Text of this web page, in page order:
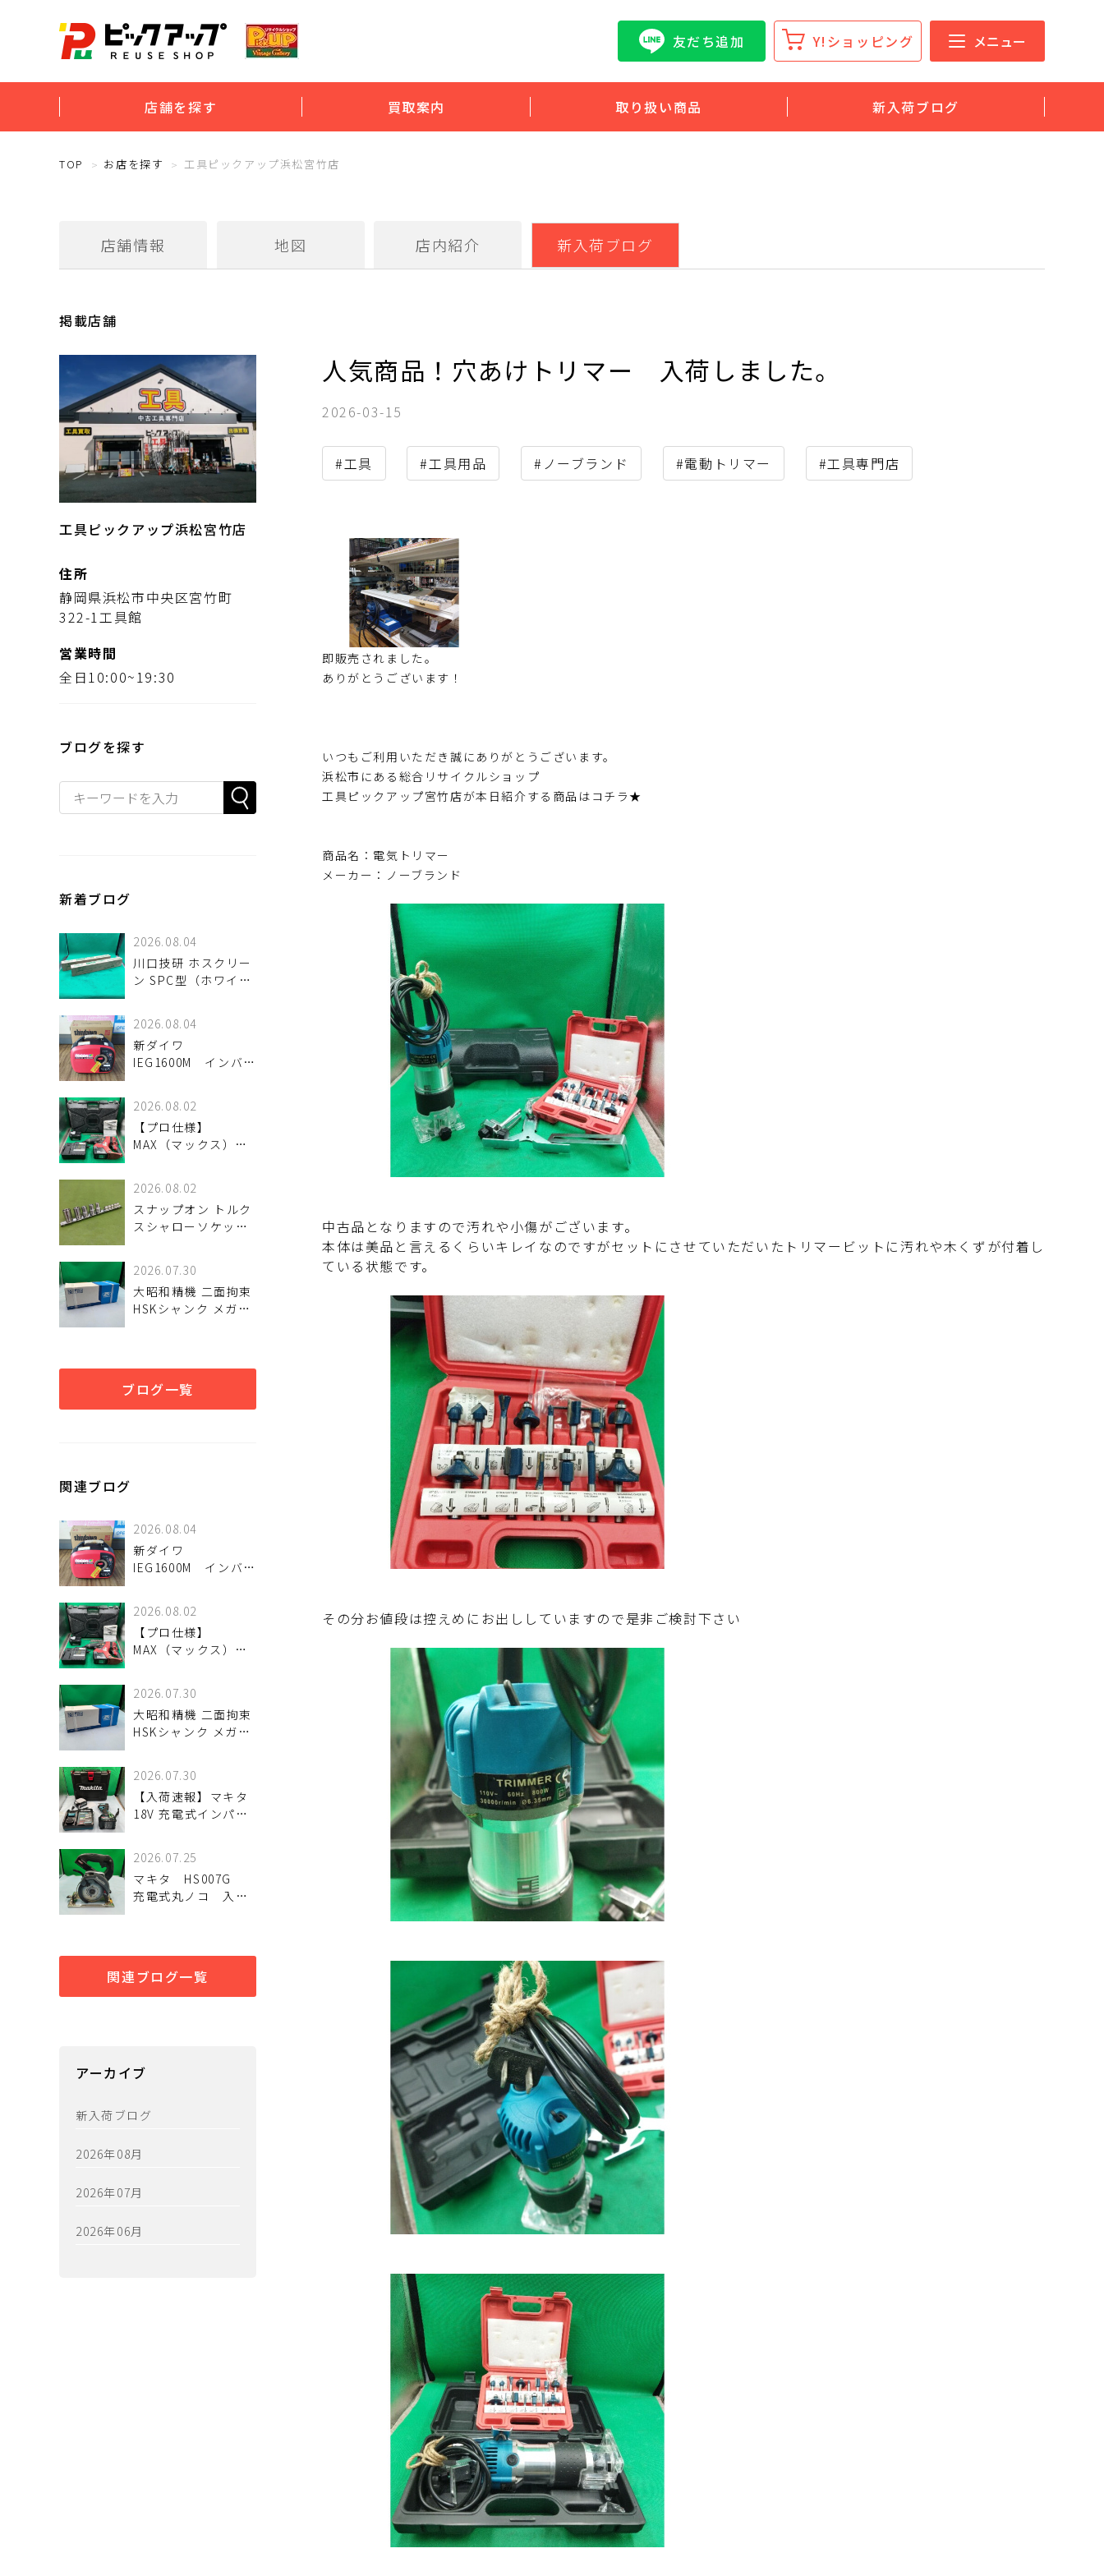
友だち追加 Y!ショッピング メニュー
店舗を探す 買取案内 取り扱い商品 新入荷ブログ
TOP お店を探す 工具ピックアップ浜松宮竹店
店舗情報 地図 店内紹介 新入荷ブログ
掲載店舗
工具ピックアップ浜松宮竹店
住所
静岡県浜松市中央区宮竹町
322-1工具館
営業時間
全日10:00~19:30
ブログを探す
新着ブログ
2026.08.04
川口技研 ホスクリー
ン SPC型（ホワイ
2026.08.04
新ダイワ
IEG1600M インバー
2026.08.02
【プロ仕様】
MAX（マックス）
R266」が入荷。優れ
た穿孔スピードとタ
フなスタミナを検証
解説
2026.08.02
スナップオン トルク
スシャローソケット5
2026.07.30
大昭和精機 二面拘束
HSKシャンク メガニ
ブログ一覧
関連ブログ
2026.08.04
新ダイワ
IEG1600M インバー
2026.08.02
【プロ仕様】
MAX（マックス）
R266」が入荷。優れ
た穿孔スピードとタ
フなスタミナを検証
解説
2026.07.30
大昭和精機 二面拘束
HSKシャンク メガニ
120 が
2026.07.30
【入荷速報】マキタ
18V 充電式インパク
品
2026.07.25
マキタ HS007G
充電式丸ノコ 入荷
関連ブログ一覧
アーカイブ
新入荷ブログ
2026年08月
2026年07月
2026年06月
人気商品！穴あけトリマー 入荷しました。
2026-03-15
#工具 #工具用品 #ノーブランド #電動トリマー #工具専門店
即販売されました。
ありがとうございます！
いつもご利用いただき誠にありがとうございます。
浜松市にある総合リサイクルショップ
工具ピックアップ宮竹店が本日紹介する商品はコチラ★
商品名：電気トリマー
メーカー：ノーブランド
中古品となりますので汚れや小傷がございます。
本体は美品と言えるくらいキレイなのですがセットにさせていただいたトリマービットに汚れや木くずが付着し
ている状態です。
その分お値段は控えめにお出ししていますので是非ご検討下さい